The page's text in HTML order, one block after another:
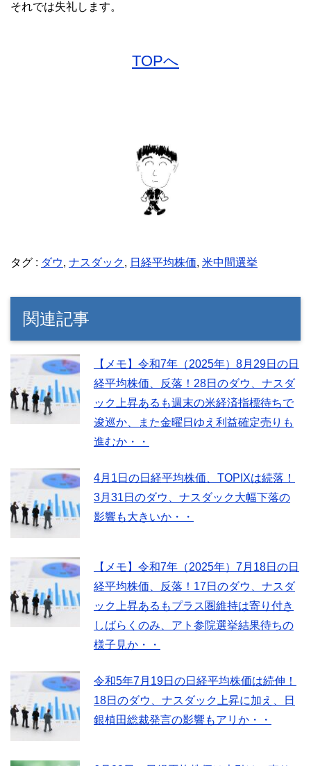
それでは失礼します。
TOPへ
タグ : ダウ, ナスダック, 日経平均株価, 米中間選挙
関連記事
【メモ】令和7年（2025年）8月29日の日
経平均株価、反落！28日のダウ、ナスダ
ック上昇あるも週末の米経済指標待ちで
逡巡か、また金曜日ゆえ利益確定売りも
進むか・・
4月1日の日経平均株価、TOPIXは続落！
3月31日のダウ、ナスダック大幅下落の
影響も大きいか・・
【メモ】令和7年（2025年）7月18日の日
経平均株価、反落！17日のダウ、ナスダ
ック上昇あるもプラス圏維持は寄り付き
しばらくのみ、アト参院選挙結果待ちの
様子見か・・
令和5年7月19日の日経平均株価は続伸！
18日のダウ、ナスダック上昇に加え、日
銀植田総裁発言の影響もアリか・・